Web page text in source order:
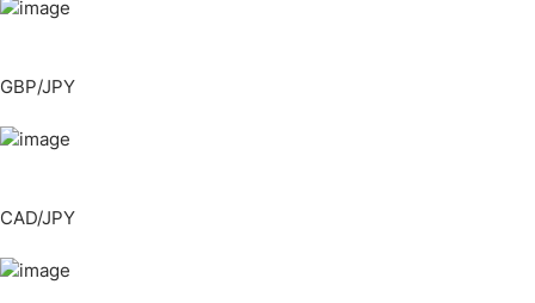
GBP/JPY
CAD/JPY